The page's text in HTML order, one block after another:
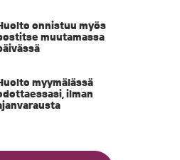
onnistuu myös
muutamassa
myymälässä
ilman